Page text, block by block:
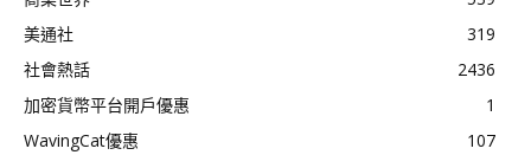
美通社
319
社會熱話
2436
加密貨幣平台開戶優惠
1
WavingCat優惠
107